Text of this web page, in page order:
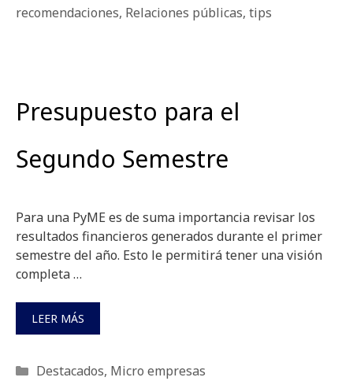
recomendaciones, Relaciones públicas, tips
Presupuesto para el
Segundo Semestre
Para una PyME es de suma importancia revisar los
resultados financieros generados durante el primer
semestre del año. Esto le permitirá tener una visión
completa …
LEER MÁS
Categorías
Destacados, Micro empresas